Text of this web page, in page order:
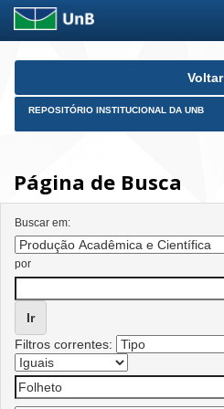
Skip
Voltar
REPOSITÓRIO INSTITUCIONAL DA UNB
Página de Busca
Buscar em:
por
Filtros correntes: